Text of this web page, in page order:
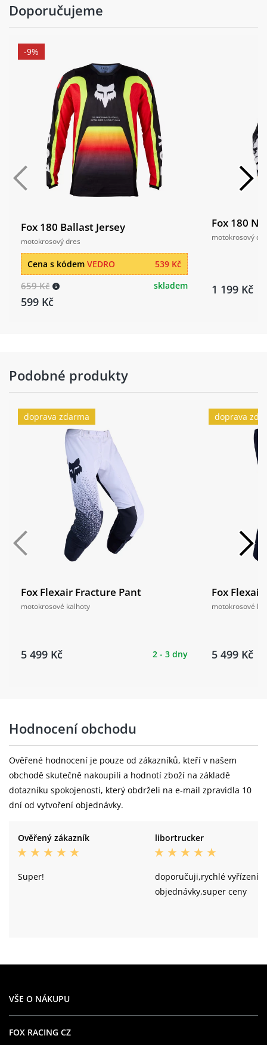
Doporučujeme
-9%
Fox 180 Ballast Jersey
motokrosový dres
539 Kč
Cena s kódem VEDRO
659 Kč
599 Kč
skladem
Fox 180
motokrosový
1 199 Kč
Podobné produkty
doprava zdarma
Fox Flexair Fracture Pant
motokrosové kalhoty
5 499 Kč 2 - 3 dny
doprava
Fox
motokrosové
5 499 Kč
Hodnocení obchodu
Ověřené hodnocení je pouze od zákazníků, kteří v našem
obchodě skutečně nakoupili a hodnotí zboží na základě
dotazníku spokojenosti, který obdrželi na e-mail zpravidla 10
dní od vytvoření objednávky.
Ověřený zákazník
Super!
libortrucker
doporučuji,rychlé vyřízení
objednávky,super ceny
VŠE O NÁKUPU
FOX RACING CZ